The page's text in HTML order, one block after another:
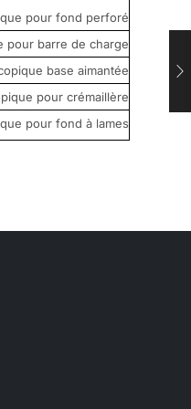
pour fond perforé
pour barre de charge
base aimantée
pour crémaillère
pour fond à lames